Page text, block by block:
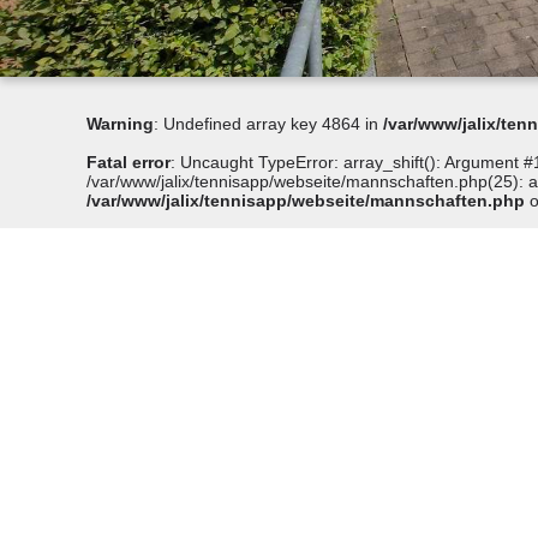
Warning: Undefined array key 4864 in /var/www/jalix/
Fatal error: Uncaught TypeError: array_shift(): Argument
/var/www/jalix/tennisapp/webseite/mannschaften.php(25):
/var/www/jalix/tennisapp/webseite/mannschaften.php